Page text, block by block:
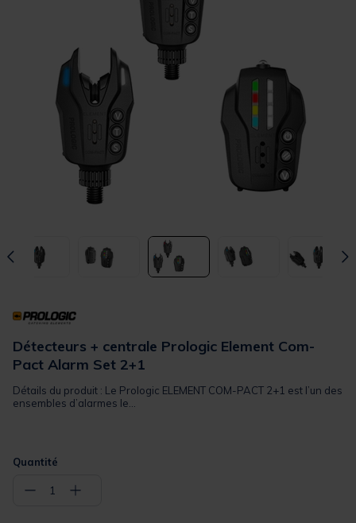
Détecteurs + centrale Prologic Element Com-
Pact Alarm Set 2+1
Détails du produit : Le Prologic ELEMENT COM-PACT 2+1 est l’un des
ensembles d’alarmes le...
Quantité
− 1 +